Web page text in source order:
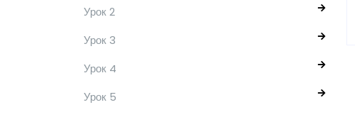
Урок 2
Урок 3
Урок 4
Урок 5